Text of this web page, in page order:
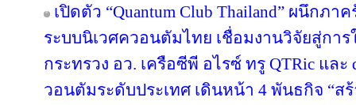
เปิดตัว “Quantum Club Thailand” ผนึกภ
ระบบนิเวศควอนตัมไทย เชื่อมงานวิจัยสู่กา
กระทรวง อว. เครือซีพี อไรซ์ ทรู QTRic แล
วอนตัมระดับประเทศ เดินหน้า 4 พันธกิจ “สร้